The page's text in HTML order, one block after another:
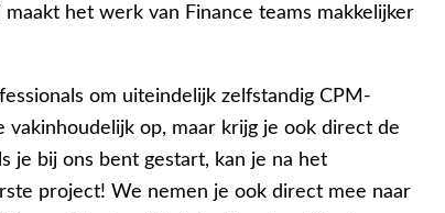
het werk van Finance teams makkelijker
om uiteindelijk zelfstandig CPM-
op, maar krijg je ook direct de
je bij ons bent gestart, kan je na het
project! We nemen je ook direct mee naar